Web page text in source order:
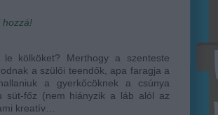
hozzá!
le kölköket? Merthogy a szenteste
a szülői teendők, apa faragja a
a gyerkőcöknek a csúnya
süt-főz (nem hiányzik a láb alól az
kreatív…